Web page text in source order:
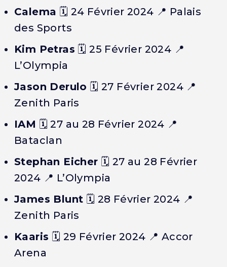
Calema 🗓️ 24 Février 2024 📍 Palais
des Sports
Kim Petras 🗓️25 Février 2024 📍
L’Olympia
Jason Derulo 🗓️27 Février 2024 📍
Zenith Paris
IAM 🗓️27 au 28 Février 2024 📍
Bataclan
Stephan Eicher 🗓️ 27 au 28 Février
2024 📍 L’Olympia
James Blunt 🗓️ 28 Février 2024 📍
Zenith Paris
Kaaris 🗓️ 29 Février 2024 📍 Accor
Arena